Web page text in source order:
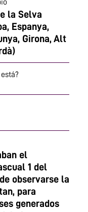
la Selva
Espanya,
Girona, Alt
el
1 del
observarse la
para
generados